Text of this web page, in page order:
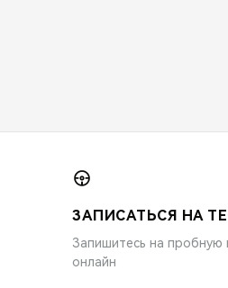
ЗАПИСАТЬСЯ НА
Запишитесь на пробную
онлайн